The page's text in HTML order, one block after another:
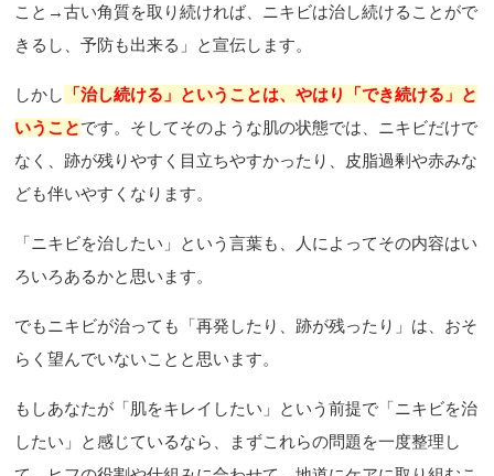
こと→古い角質を取り続ければ、ニキビは治し続けることがで
きるし、予防も出来る」と宣伝します。
しかし
「治し続ける」ということは、やはり「でき続ける」と
いうことです。そしてそのような肌の状態では、ニキビだけで
なく、跡が残りやすく目立ちやすかったり、皮脂過剰や赤みな
ども伴いやすくなります。
「ニキビを治したい」という言葉も、人によってその内容はい
ろいろあるかと思います。
でもニキビが治っても「再発したり、跡が残ったり」は、おそ
らく望んでいないことと思います。
もしあなたが「肌をキレイしたい」という前提で「ニキビを治
したい」と感じているなら、まずこれらの問題を一度整理し